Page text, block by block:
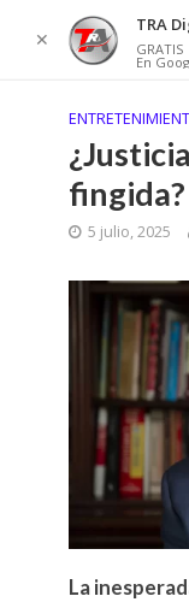
fingida?
5 julio, 2025
La
✕
TRA
GRATIS
En